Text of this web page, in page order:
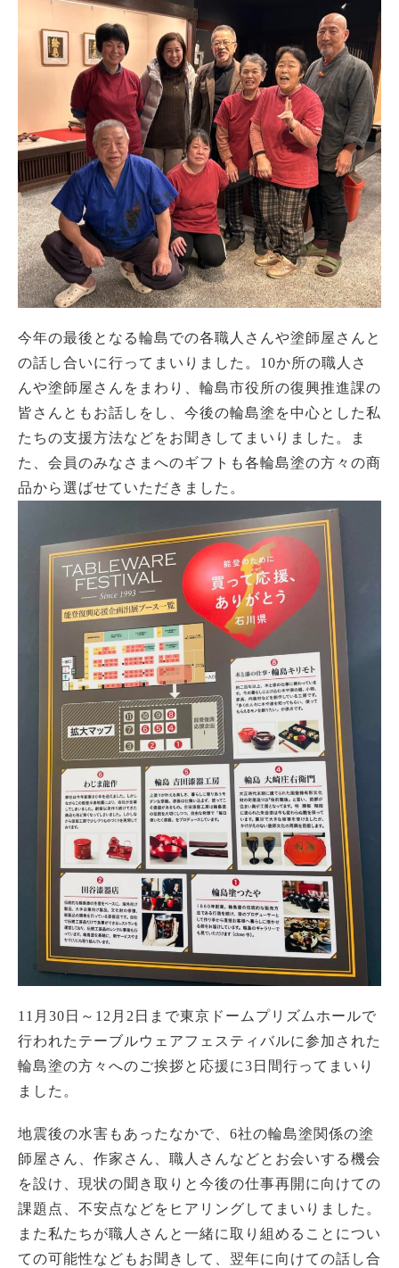
今年の最後となる輪島での各職人さんや塗師屋さんと
の話し合いに行ってまいりました。10か所の職人さ
んや塗師屋さんをまわり、輪島市役所の復興推進課の
皆さんともお話しをし、今後の輪島塗を中心とした私
たちの支援方法などをお聞きしてまいりました。ま
た、会員のみなさまへのギフトも各輪島塗の方々の商
品から選ばせていただきました。
11月30日～12月2日まで東京ドームプリズムホールで
行われたテーブルウェアフェスティバルに参加された
輪島塗の方々へのご挨拶と応援に3日間行ってまいり
ました。
地震後の水害もあったなかで、6社の輪島塗関係の塗
師屋さん、作家さん、職人さんなどとお会いする機会
を設け、現状の聞き取りと今後の仕事再開に向けての
課題点、不安点などをヒアリングしてまいりました。
また私たちが職人さんと一緒に取り組めることについ
ての可能性などもお聞きして、翌年に向けての話し合